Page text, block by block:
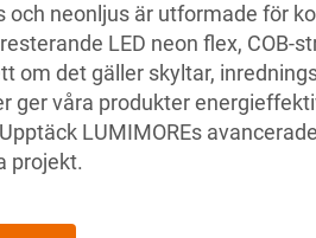
och neonljus är utformade för
LED neon flex, COB-
om det gäller skyltar,
ger våra produkter
LUMIMOREs
projekt.